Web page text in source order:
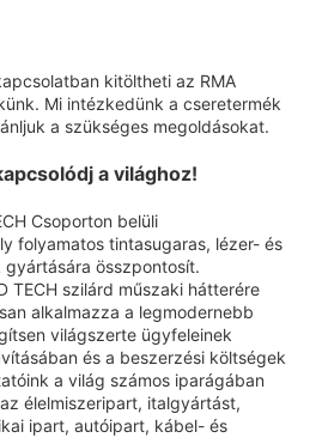
kitöltheti az RMA
Mi intézkedünk a cseretermék
a szükséges megoldásokat.
a világhoz!
Csoporton belüli
folyamatos tintasugaras, lézer- és
összpontosít.
TECH szilárd műszaki hátterére
alkalmazza a legmodernebb
világszerte ügyfeleinek
és a beszerzési költségek
a világ számos iparágában
élelmiszeripart, italgyártást,
ipart, autóipart, kábel- és